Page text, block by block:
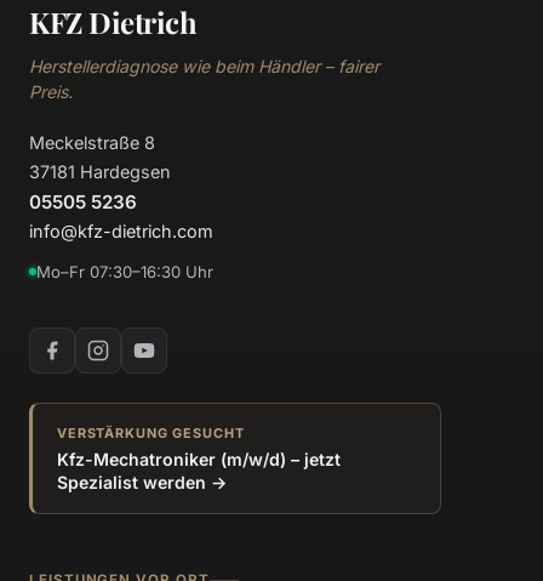
KFZ Dietrich
Herstellerdiagnose wie beim Händler – fairer
Preis.
Meckelstraße 8
37181 Hardegsen
05505 5236
info@kfz-dietrich.com
Mo–Fr 07:30–16:30 Uhr
VERSTÄRKUNG GESUCHT
Kfz-Mechatroniker (m/w/d) – jetzt
Spezialist werden →